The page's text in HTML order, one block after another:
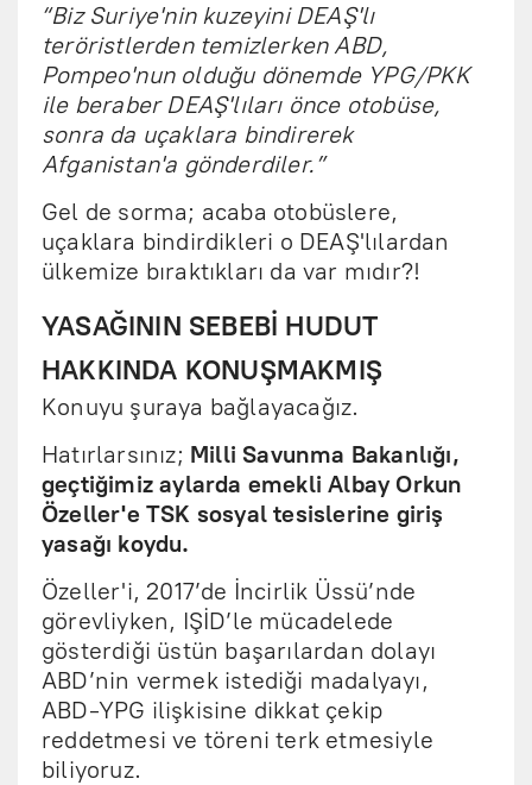
“Biz Suriye'nin kuzeyini DEAŞ'lı
teröristlerden temizlerken ABD,
Pompeo'nun olduğu dönemde YPG/PKK
ile beraber DEAŞ'lıları önce otobüse,
sonra da uçaklara bindirerek
Afganistan'a gönderdiler.”
Gel de sorma; acaba otobüslere,
uçaklara bindirdikleri o DEAŞ'lılardan
ülkemize bıraktıkları da var mıdır?!
YASAĞININ SEBEBİ HUDUT
HAKKINDA KONUŞMAKMIŞ
Konuyu şuraya bağlayacağız.
Hatırlarsınız; Milli Savunma Bakanlığı,
geçtiğimiz aylarda emekli Albay Orkun
Özeller'e TSK sosyal tesislerine giriş
yasağı koydu.
Özeller'i, 2017’de İncirlik Üssü’nde
görevliyken, IŞİD’le mücadelede
gösterdiği üstün başarılardan dolayı
ABD’nin vermek istediği madalyayı,
ABD-YPG ilişkisine dikkat çekip
reddetmesi ve töreni terk etmesiyle
biliyoruz.